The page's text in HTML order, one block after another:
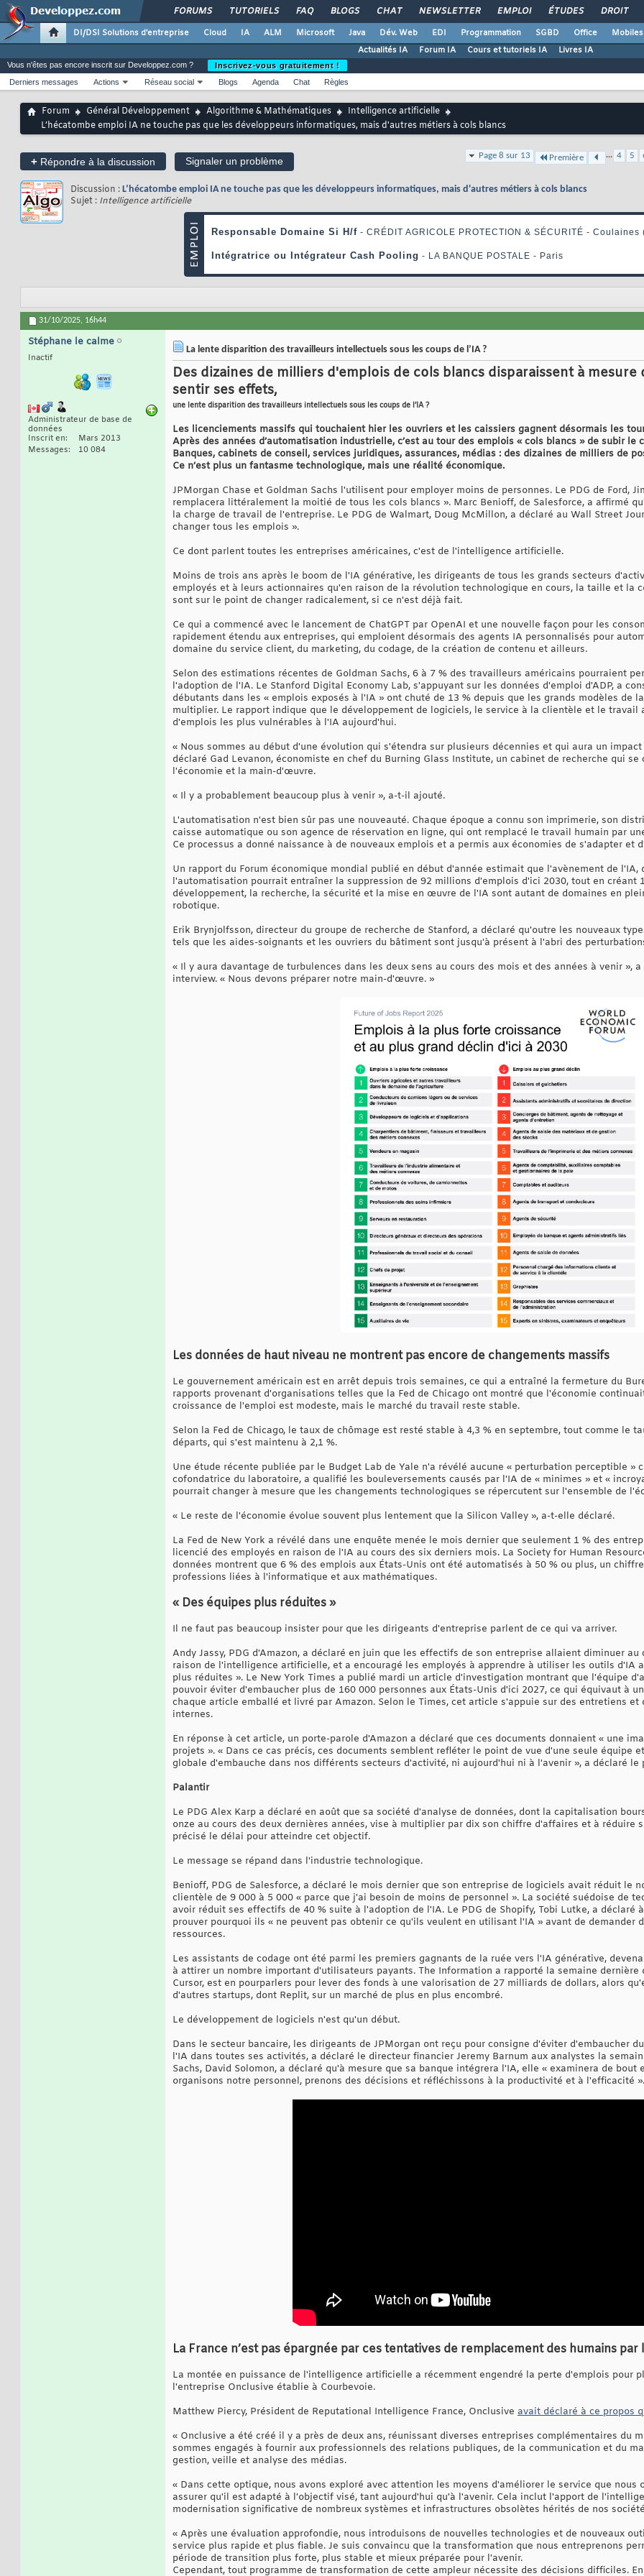
FORUMS TUTORIELS FAQ BLOGS CHAT NEWSLETTER EMPLOI ÉTUDES DROIT
DI/DSI Solutions d'entreprise Cloud IA ALM Microsoft Java Dév. Web EDI Programmation SGBD Office Mobiles
Actualités IA
Forum IA Cours et tutoriels IA Livres IA
Vous n'êtes pas encore inscrit sur Developpez.com ?
Inscrivez-vous gratuitement !
Derniers messages
Actions Réseau social Blogs Agenda Chat Règles
Forum Général Développement Algorithme & Mathématiques
Intelligence artificielle
L’hécatombe emploi IA ne touche pas que les développeurs informatiques, mais d'autres métiers à cols blancs
+ Répondre à la discussion Signaler un problème Page 8 sur 13 Première ... 4 5
Discussion : L’hécatombe emploi IA ne touche pas que les développeurs informatiques, mais d'autres métiers à cols blancs
Sujet : Intelligence artificielle
31/10/2025, 16h44
Stéphane le calme
Inactif
Administrateur de base de
données
Inscrit en
Mars 2013
Messages
10 084
La lente disparition des travailleurs intellectuels sous les coups de l’IA ?
Des dizaines de milliers d'emplois de cols blancs disparaissent à
sentir ses effets,
une lente disparition des travailleurs intellectuels sous les coups de l’IA ?
Les licenciements massifs qui touchaient hier les ouvriers et les caissiers gagnent désormais les
Après des années d’automatisation industrielle, c’est au tour des emplois « cols blancs » de subir le
Banques, cabinets de conseil, services juridiques, assurances, médias : des dizaines de milliers de
Ce n’est plus un fantasme technologique, mais une réalité économique.
JPMorgan Chase et Goldman Sachs l'utilisent pour employer moins de personnes. Le PDG de Ford,
remplacera littéralement la moitié de tous les cols blancs ». Marc Benioff, de Salesforce, a affirmé
la charge de travail de l'entreprise. Le PDG de Walmart, Doug McMillon, a déclaré au Wall Street
changer tous les emplois ».
Ce dont parlent toutes les entreprises américaines, c'est de l'intelligence artificielle.
Moins de trois ans après le boom de l'IA générative, les dirigeants de tous les grands secteurs
employés et à leurs actionnaires qu'en raison de la révolution technologique en cours, la taille et la
sont sur le point de changer radicalement, si ce n'est déjà fait.
Ce qui a commencé avec le lancement de ChatGPT par OpenAI et une nouvelle façon pour les
rapidement étendu aux entreprises, qui emploient désormais des agents IA personnalisés pour
domaine du service client, du marketing, du codage, de la création de contenu et ailleurs.
Selon des estimations récentes de Goldman Sachs, 6 à 7 % des travailleurs américains pourraient
l'adoption de l'IA. Le Stanford Digital Economy Lab, s'appuyant sur les données d'emploi d'ADP, a
débutants dans les « emplois exposés à l'IA » ont chuté de 13 % depuis que les grands modèles de
multiplier. Le rapport indique que le développement de logiciels, le service à la clientèle et le travail
d'emplois les plus vulnérables à l'IA aujourd'hui.
« Nous sommes au début d'une évolution qui s'étendra sur plusieurs décennies et qui aura un
déclaré Gad Levanon, économiste en chef du Burning Glass Institute, un cabinet de recherche qui
l'économie et la main-d'œuvre.
« Il y a probablement beaucoup plus à venir », a-t-il ajouté.
L'automatisation n'est bien sûr pas une nouveauté. Chaque époque a connu son imprimerie, son
caisse automatique ou son agence de réservation en ligne, qui ont remplacé le travail humain par
Ce processus a donné naissance à de nouveaux emplois et a permis aux économies de s'adapter et
Un rapport du Forum économique mondial publié en début d'année estimait que l'avènement de l'IA,
l'automatisation pourrait entraîner la suppression de 92 millions d'emplois d'ici 2030, tout en créant
développement, la recherche, la sécurité et la mise en œuvre de l'IA sont autant de domaines en
robotique.
Erik Brynjolfsson, directeur du groupe de recherche de Stanford, a déclaré qu'outre les nouveaux
tels que les aides-soignants et les ouvriers du bâtiment sont jusqu'à présent à l'abri des
« Il y aura davantage de turbulences dans les deux sens au cours des mois et des années à venir »,
interview. « Nous devons préparer notre main-d'œuvre. »
Les données de haut niveau ne montrent pas encore de changements massifs
Le gouvernement américain est en arrêt depuis trois semaines, ce qui a entraîné la fermeture du
rapports provenant d'organisations telles que la Fed de Chicago ont montré que l'économie
croissance de l'emploi est modeste, mais le marché du travail reste stable.
Selon la Fed de Chicago, le taux de chômage est resté stable à 4,3 % en septembre, tout comme le
départs, qui s'est maintenu à 2,1 %.
Une étude récente publiée par le Budget Lab de Yale n'a révélé aucune « perturbation perceptible »
cofondatrice du laboratoire, a qualifié les bouleversements causés par l'IA de « minimes » et «
pourrait changer à mesure que les changements technologiques se répercutent sur l'ensemble de
« Le reste de l'économie évolue souvent plus lentement que la Silicon Valley », a-t-elle déclaré.
La Fed de New York a révélé dans une enquête menée le mois dernier que seulement 1 % des
licencié des employés en raison de l'IA au cours des six derniers mois. La Society for Human
données montrent que 6 % des emplois aux États-Unis ont été automatisés à 50 % ou plus, un
professions liées à l'informatique et aux mathématiques.
« Des équipes plus réduites »
Il ne faut pas beaucoup insister pour que les dirigeants d'entreprise parlent de ce qui va arriver.
Andy Jassy, PDG d'Amazon, a déclaré en juin que les effectifs de son entreprise allaient diminuer au
raison de l'intelligence artificielle, et a encouragé les employés à apprendre à utiliser les outils d'IA
plus réduites ». Le New York Times a publié mardi un article d'investigation montrant que l'équipe
pouvoir éviter d'embaucher plus de 160 000 personnes aux États-Unis d'ici 2027, ce qui équivaut à
chaque article emballé et livré par Amazon. Selon le Times, cet article s'appuie sur des entretiens et
internes.
En réponse à cet article, un porte-parole d'Amazon a déclaré que ces documents donnaient « une
projets ». « Dans ce cas précis, ces documents semblent refléter le point de vue d'une seule équipe
globale d'embauche dans nos différents secteurs d'activité, ni aujourd'hui ni à l'avenir », a déclaré le
Palantir
Le PDG Alex Karp a déclaré en août que sa société d'analyse de données, dont la capitalisation
onze au cours des deux dernières années, vise à multiplier par dix son chiffre d'affaires et à réduire
précisé le délai pour atteindre cet objectif.
Le message se répand dans l'industrie technologique.
Benioff, PDG de Salesforce, a déclaré le mois dernier que son entreprise de logiciels avait réduit le
clientèle de 9 000 à 5 000 « parce que j'ai besoin de moins de personnel ». La société suédoise de
avoir réduit ses effectifs de 40 % suite à l'adoption de l'IA. Le PDG de Shopify, Tobi Lutke, a déclaré
prouver pourquoi ils « ne peuvent pas obtenir ce qu'ils veulent en utilisant l'IA » avant de demander
ressources.
Les assistants de codage ont été parmi les premiers gagnants de la ruée vers l'IA générative,
à attirer un nombre important d'utilisateurs payants. The Information a rapporté la semaine dernière
Cursor, est en pourparlers pour lever des fonds à une valorisation de 27 milliards de dollars, alors
d'autres startups, dont Replit, sur un marché de plus en plus encombré.
Le développement de logiciels n'est qu'un début.
Dans le secteur bancaire, les dirigeants de JPMorgan ont reçu pour consigne d'éviter d'embaucher
l'IA dans toutes ses activités, a déclaré le directeur financier Jeremy Barnum aux analystes la
Sachs, David Solomon, a déclaré qu'à mesure que sa banque intégrera l'IA, elle « examinera de bout
organisons notre personnel, prenons des décisions et réfléchissons à la productivité et à l'efficacité ».
La France n’est pas épargnée par ces tentatives de remplacement des humains
La montée en puissance de l'intelligence artificielle a récemment engendré la perte d'emplois pour
l'entreprise Onclusive établie à Courbevoie.
Matthew Piercy, Président de Reputational Intelligence France, Onclusive avait déclaré à ce propos
« Onclusive a été créé il y a près de deux ans, réunissant diverses entreprises complémentaires du
sommes engagés à fournir aux professionnels des relations publiques, de la communication et du
gestion, veille et analyse des médias.
« Dans cette optique, nous avons exploré avec attention les moyens d'améliorer le service que nous
assurer qu'il est adapté à l'objectif visé, tant aujourd'hui qu'à l'avenir. Cela inclut l'apport de
modernisation significative de nombreux systèmes et infrastructures obsolètes hérités de nos
« Après une évaluation approfondie, nous introduisons de nouvelles technologies et de nouveaux
service plus rapide et plus fiable. Je suis convaincu que la transformation que nous entreprenons
période de transition plus forte, plus stable et mieux préparée pour l'avenir.
Cependant, tout programme de transformation de cette ampleur nécessite des décisions difficiles.